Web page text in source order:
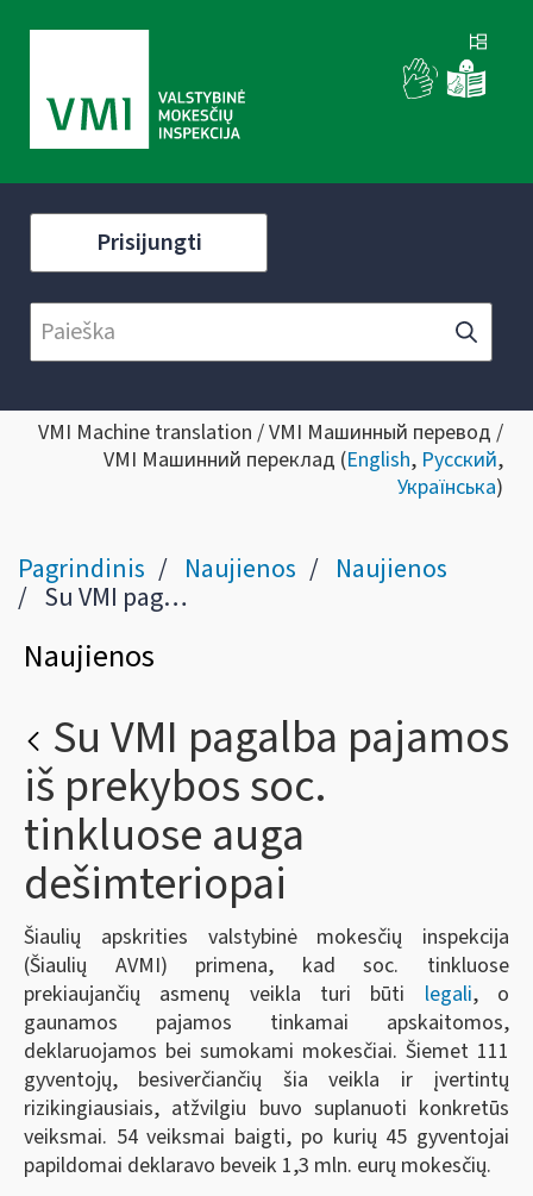
Prisijungti
VMI Machine translation / VMI Машинный перевод /
VMI Машинний переклад (English, Русский,
Українська)
Pagrindinis Naujienos Naujienos
Su VMI pagalba pajamos iš prekybos soc. tinkluose auga dešimteriopai
Naujienos
Su VMI pagalba pajamos
iš prekybos soc.
tinkluose auga
dešimteriopai
Šiaulių apskrities valstybinė mokesčių inspekcija
(Šiaulių AVMI) primena, kad soc. tinkluose
prekiaujančių asmenų veikla turi būti legali, o
gaunamos pajamos tinkamai apskaitomos,
deklaruojamos bei sumokami mokesčiai. Šiemet 111
gyventojų, besiverčiančių šia veikla ir įvertintų
rizikingiausiais, atžvilgiu buvo suplanuoti konkretūs
veiksmai. 54 veiksmai baigti, po kurių 45 gyventojai
papildomai deklaravo beveik 1,3 mln. eurų mokesčių.